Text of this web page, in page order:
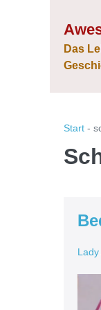
Das
Start -
Lady